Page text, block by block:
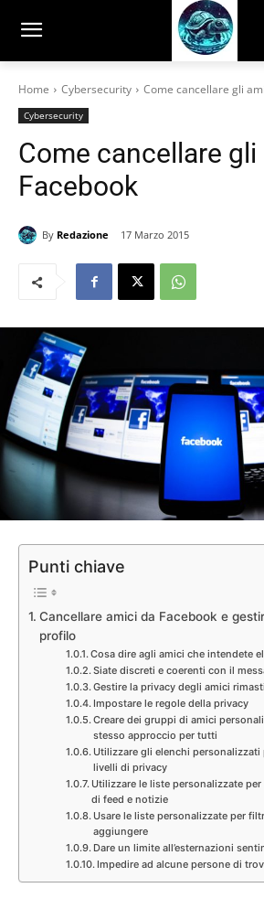
Home Cybersecurity Come cancellare gli
Cybersecurity
Come cancellare
Facebook
By Redazione 17 Marzo 2015
Punti chiave
Cancellare amici da Facebook e
profilo
Cosa dire agli amici che intendete
Siate discreti e coerenti con il
Gestire la privacy degli amici rimasti
Impostare le regole della privacy
Creare dei gruppi di amici
stesso approccio per tutti
Utilizzare gli elenchi
livelli di privacy
Utilizzare le liste personalizzate
di feed e notizie
Usare le liste personalizzate per
aggiungere
Dare un limite all’esternazioni
Impedire ad alcune persone di